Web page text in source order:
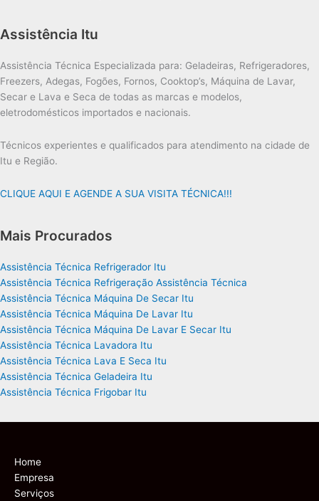
Assistência Itu
Assistência Técnica Especializada para: Geladeiras, Refrigeradores,
Freezers, Adegas, Fogões, Fornos, Cooktop’s, Máquina de Lavar,
Secar e Lava e Seca de todas as marcas e modelos,
eletrodomésticos importados e nacionais.
Técnicos experientes e qualificados para atendimento na cidade de
Itu e Região.
CLIQUE AQUI E AGENDE A SUA VISITA TÉCNICA!!!
Mais Procurados
Assistência Técnica Refrigerador Itu
Assistência Técnica Refrigeração Assistência Técnica
Assistência Técnica Máquina De Secar Itu
Assistência Técnica Máquina De Lavar Itu
Assistência Técnica Máquina De Lavar E Secar Itu
Assistência Técnica Lavadora Itu
Assistência Técnica Lava E Seca Itu
Assistência Técnica Geladeira Itu
Assistência Técnica Frigobar Itu
Home
Empresa
Serviços